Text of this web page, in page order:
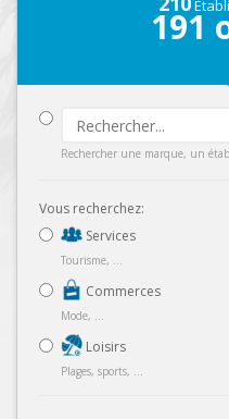
191
Rechercher une marque, un
Vous recherchez:
Services
Tourisme, ...
Commerces
Mode, ...
Loisirs
Plages, sports, ...